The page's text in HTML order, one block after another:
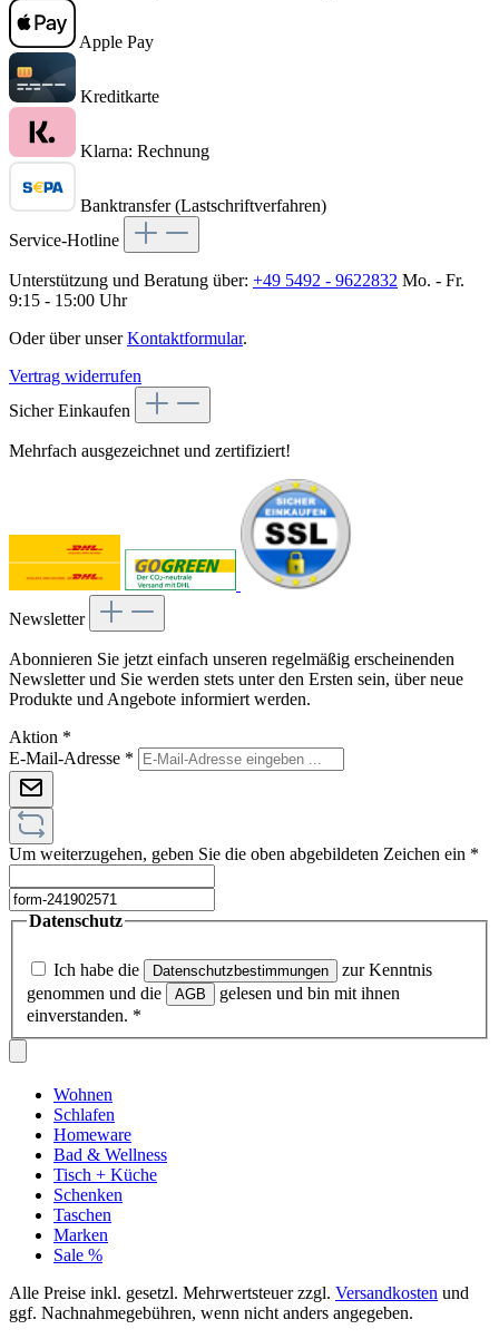
Apple Pay
Kreditkarte
Klarna: Rechnung
Banktransfer (Lastschriftverfahren)
Service-Hotline
Unterstützung und Beratung über: +49 5492 - 9622832 Mo. - Fr.
9:15 - 15:00 Uhr
Oder über unserKontaktformular.
Vertrag widerrufen
Sicher Einkaufen
Mehrfach ausgezeichnet und zertifiziert!
Newsletter
Abonnieren Sie jetzt einfach unseren regelmäßig erscheinenden
Newsletter und Sie werden stets unter den Ersten sein, über neue
Produkte und Angebote informiert werden.
Aktion *
E-Mail-Adresse *
Um weiterzugehen, geben Sie die oben abgebildeten Zeichen ein *
Datenschutz
Ich habe die Datenschutzbestimmungen
zur Kenntnis
genommen und die
AGB
gelesen und bin mit ihnen
einverstanden. *
Wohnen
Schlafen
Homeware
Bad & Wellness
Tisch + Küche
Schenken
Taschen
Marken
Sale %
Alle Preise inkl. gesetzl. Mehrwertsteuer zzgl. Versandkosten und
ggf. Nachnahmegebühren, wenn nicht anders angegeben.